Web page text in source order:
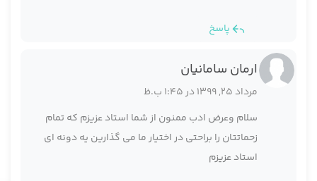
پاسخ
ارمان سامانیان
مرداد 25, 1399 در 1:45 ب.ظ
سلام وعرض ادب ممنون از شما استاد عزیزم که تمام
زحماتتان را براحتی در اختیار ما می گذارین یه دونه ای
استاد عزیزم